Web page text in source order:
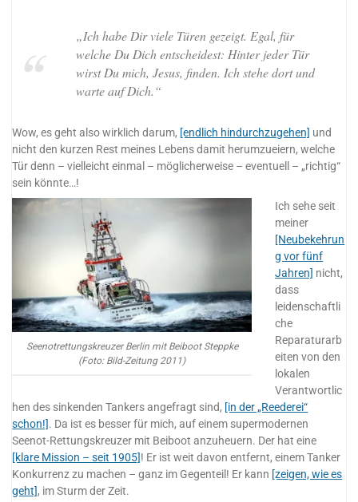
„Ich habe Dir viele Türen gezeigt. Egal, für
welche Du Dich entscheidest: Hinter jeder Tür
wirst Du mich, Jesus, finden. Ich stehe dort und
warte auf Dich.“
Wow, es geht also wirklich darum, [endlich hindurchzugehen] und
nicht den kurzen Rest meines Lebens damit herumzueiern, welche
Tür denn – vielleicht einmal – möglicherweise – eventuell – „richtig“
sein könnte…!
Seenotrettungskreuzer Berlin mit Beiboot Steppke
(Foto: Bild-Zeitung 2011)
Ich sehe seit
meiner
[Neubekehrun
g vor fünf
Jahren] nicht,
dass
leidenschaftli
che
Reparaturarb
eiten von den
lokalen
Verantwortlic
hen des sinkenden Tankers angefragt sind, [in der „Reederei“
schon!]. Da ist es besser für mich, auf einem supermodernen
Seenot-Rettungskreuzer mit Beiboot anzuheuern. Der hat eine
[klare Mission – seit 1905]! Er ist weit davon entfernt, einem Tanker
Konkurrenz zu machen – ganz im Gegenteil! Er kann [zeigen, wie es
geht], im Sturm der Zeit.